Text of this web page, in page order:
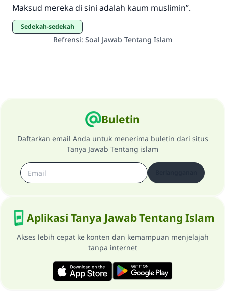
Maksud mereka di sini adalah kaum muslimin”.
sedekah-sedekah
Refrensi: Soal Jawab Tentang Islam
Buletin
Daftarkan email Anda untuk menerima buletin dari situs
Tanya Jawab Tentang islam
Aplikasi Tanya Jawab Tentang Islam
Akses lebih cepat ke konten dan kemampuan menjelajah
tanpa internet